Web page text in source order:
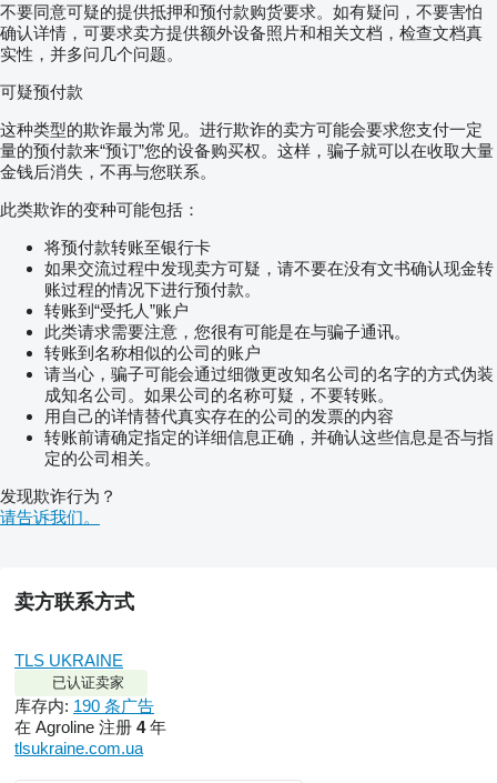
不要同意可疑的提供抵押和预付款购货要求。如有疑问，不要害怕
确认详情，可要求卖方提供额外设备照片和相关文档，检查文档真
实性，并多问几个问题。
可疑预付款
这种类型的欺诈最为常见。进行欺诈的卖方可能会要求您支付一定
量的预付款来“预订”您的设备购买权。这样，骗子就可以在收取大量
金钱后消失，不再与您联系。
此类欺诈的变种可能包括：
将预付款转账至银行卡
如果交流过程中发现卖方可疑，请不要在没有文书确认现金转
账过程的情况下进行预付款。
转账到“受托人”账户
此类请求需要注意，您很有可能是在与骗子通讯。
转账到名称相似的公司的账户
请当心，骗子可能会通过细微更改知名公司的名字的方式伪装
成知名公司。如果公司的名称可疑，不要转账。
用自己的详情替代真实存在的公司的发票的内容
转账前请确定指定的详细信息正确，并确认这些信息是否与指
定的公司相关。
发现欺诈行为？
请告诉我们。
卖方联系方式
TLS UKRAINE
已认证卖家
库存内: 190 条广告
在 Agroline 注册 4年
tlsukraine.com.ua